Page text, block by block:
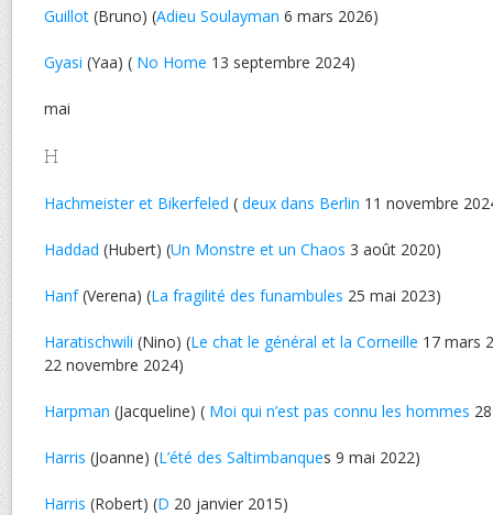
Guillot (Bruno) (Adieu Soulayman 6 mars 2026)
Gyasi (Yaa) ( No Home 13 septembre 2024)
mai
H
Hachmeister et Bikerfeled ( deux dans Berlin 11 novembre
Haddad (Hubert) (Un Monstre et un Chaos 3 août 2020)
Hanf(Verena) (La fragilité des funambules 25 mai 2023)
Haratischwili (Nino) (Le chat le général et la Corneille 17 mars
22 novembre 2024)
Harpman (Jacqueline) ( Moi qui n’est pas connu les hommes
Harris (Joanne) (L’été des Saltimbanques 9 mai 2022)
Harris (Robert) (D 20 janvier 2015)